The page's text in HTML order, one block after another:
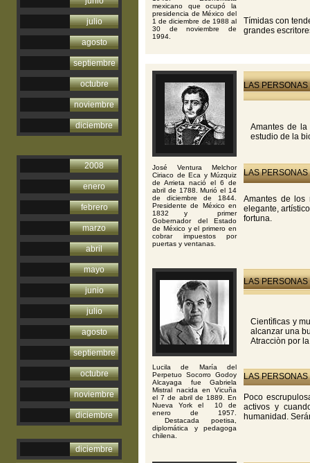
julio
agosto
septiembre
octubre
noviembre
diciembre
2008
enero
febrero
marzo
abril
mayo
junio
julio
agosto
septiembre
octubre
noviembre
diciembre
diciembre
mexicano que ocupó la
presidencia de México del
1 de diciembre de 1988 al
30 de noviembre de
1994.
Tímidas con
grandes
José Ventura Melchor
Ciriaco de Eca y Múzquiz
de Arrieta nació el 6 de
abril de 1788. Murió el 14
de diciembre de 1844.
Presidente de México en
1832 y primer
Gobernador del Estado
de México y el primero en
cobrar impuestos por
puertas y ventanas.
LAS
Amantes de
estudio de la
LAS
Amantes de los
elegante,
fortuna.
Lucila de María del
Perpetuo Socorro Godoy
Alcayaga fue Gabriela
Mistral nacida en Vicuña
el 7 de abril de 1889. En
Nueva York el 10 de
enero de 1957.
Destacada poetisa,
diplomática y pedagoga
chilena.
LAS
Cientìficas y
alcanzar una
Atracciòn por
LAS
Poco
activos y
humanidad.